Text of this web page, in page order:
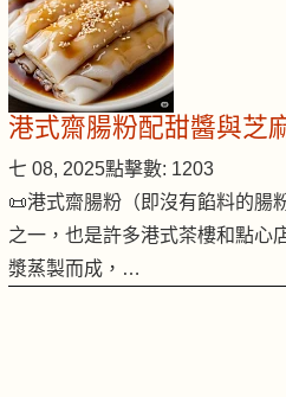
港式齋腸粉配甜醬與芝
七 08, 2025點擊數: 1203
📜港式齋腸粉（即沒有餡料的腸
之一，也是許多港式茶樓和點心
漿蒸製而成，…